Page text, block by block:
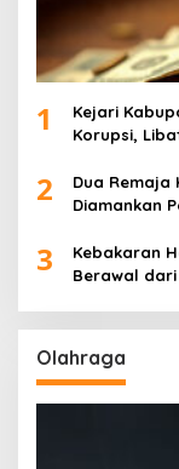
1
Kejari
Korupsi,
2
Dua Remaja
Diamankan
3
Kebakaran
Berawal
Olahraga